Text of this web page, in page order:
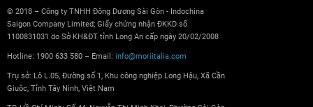
© 2018 – Công ty TNHH Đông Dương Sài Gòn - Indochina
Saigon Company Limited; Giấy chứng nhận ĐKKD số
1100831031 do Sở KH&ĐT tỉnh Long An cấp ngày 20/02/2008
Hotline: 1900 633 580 – Email: info@moriitalia.com
Trụ sở: Lô L.05, Đường số 1, Khu công nghiệp Long Hậu, Xã Cần
Giuộc, Tỉnh Tây Ninh, Việt Nam